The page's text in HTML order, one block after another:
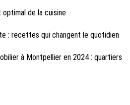
de la cuisine
: recettes qui changent le quotidien
à Montpellier en 2024 : quartiers